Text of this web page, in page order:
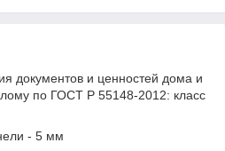
документов и ценностей дома и
по ГОСТ Р 55148-2012: класс
- 5 мм